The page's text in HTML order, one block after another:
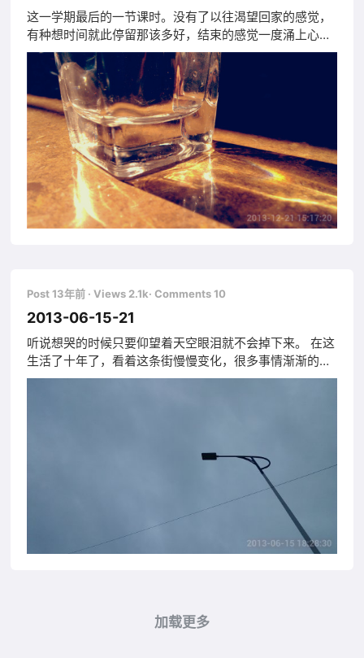
这一学期最后的一节课时。没有了以往渴望回家的感觉，
有种想时间就此停留那该多好，结束的感觉一度涌上心
间，沉闷的感觉无处可泄，好像被无形的压力压迫得喘不
过气来一般。 时间终究无情流于指尖，什么也没有带来，
却带走了岁月。 有人说相识是美好的，对，相识是美好
的。两个不相识的人，第一次见面回首的那刻是生活中最
美的一幅图画，两个人带着不安的心情相
Post 13年前 · Views 2.1k· Comments 10
2013-06-15-21
听说想哭的时候只要仰望着天空眼泪就不会掉下来。 在这
生活了十年了，看着这条街慢慢变化，很多事情渐渐的已
经记不起来了。 离家的那天天气很好，我看着天空仰视着
加载更多